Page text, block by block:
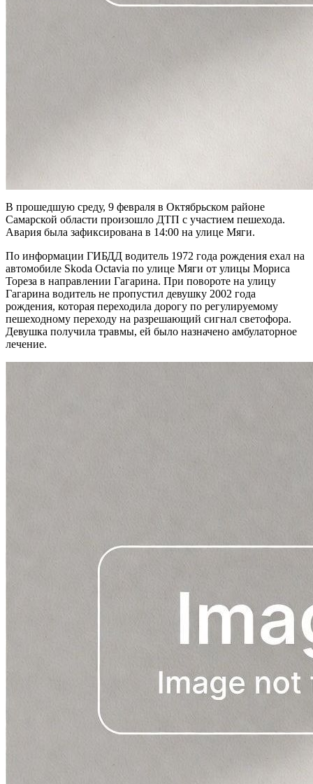
В прошедшую среду, 9 февраля в Октябрьском районе
Самарской области произошло ДТП с участием пешехода.
Авария была зафиксирована в 14:00 на улице Мяги.
По информации ГИБДД водитель 1972 года рождения ехал на
автомобиле Skoda Octavia по улице Мяги от улицы Мориса
Тореза в направлении Гагарина. При повороте на улицу
Гагарина водитель не пропустил девушку 2002 года
рождения, которая переходила дорогу по регулируемому
пешеходному переходу на разрешающий сигнал светофора.
Девушка получила травмы, ей было назначено амбулаторное
лечение.